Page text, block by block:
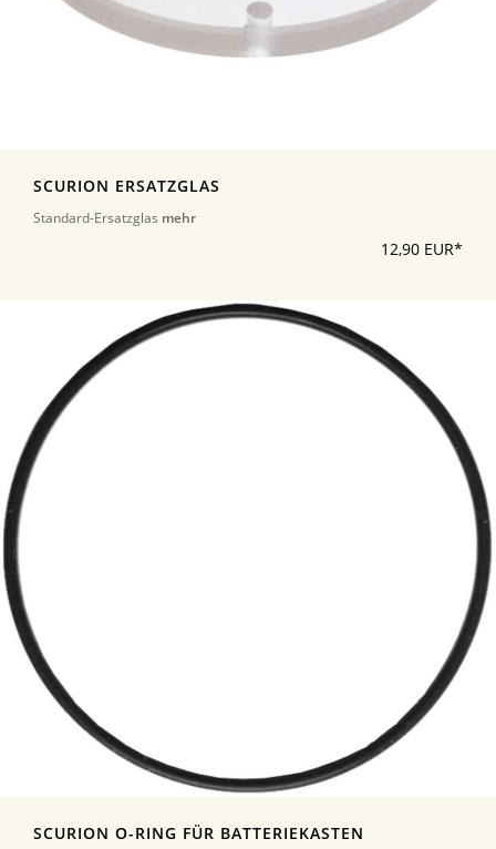
SCURION ERSATZGLAS
Standard-Ersatzglas mehr
12,90 EUR*
SCURION O-RING FÜR BATTERIEKASTEN